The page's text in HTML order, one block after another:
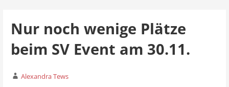
Nur noch wenige Plätze
beim SV Event am 30.11.
Alexandra Tews